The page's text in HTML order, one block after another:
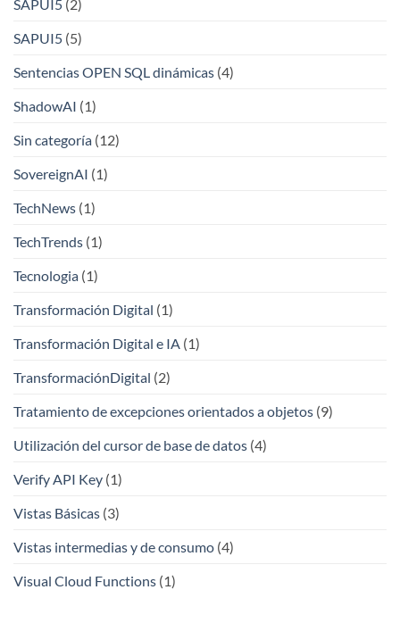
SAPUI5 (2)
SAPUI5 (5)
Sentencias OPEN SQL dinámicas (4)
ShadowAI (1)
Sin categoría (12)
SovereignAI (1)
TechNews (1)
TechTrends (1)
Tecnologia (1)
Transformación Digital (1)
Transformación Digital e IA (1)
TransformaciónDigital (2)
Tratamiento de excepciones orientados a objetos (9)
Utilización del cursor de base de datos (4)
Verify API Key (1)
Vistas Básicas (3)
Vistas intermedias y de consumo (4)
Visual Cloud Functions (1)